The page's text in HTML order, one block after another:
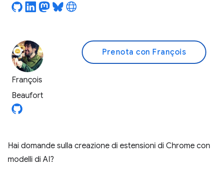
François
Beaufort
Prenota con François
Hai domande sulla creazione di estensioni di Chrome con
modelli di AI?